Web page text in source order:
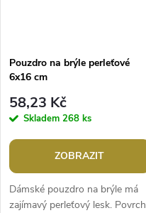
Pouzdro na brýle perleťové
6x16 cm
58,23 Kč
Skladem 268 ks
ZOBRAZIT
Dámské pouzdro na brýle má
zajímavý perleťový lesk. Povrch